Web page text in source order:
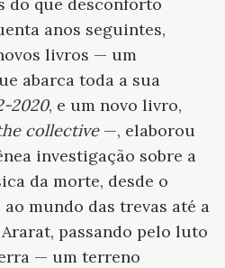
anos seguintes,
livros — um
abarca toda a sua
2020, e um novo livro,
collective—, elaborou
investigação sobre a
da morte, desde o
mundo das trevas até a
passando pelo luto
— um terreno